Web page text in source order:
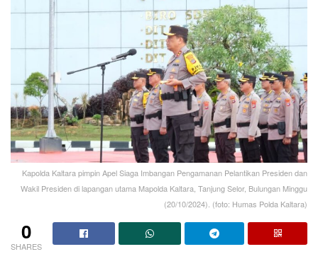
Kapolda Kaltara pimpin Apel Siaga Imbangan Pengamanan Pelantikan Presiden dan
Wakil Presiden di lapangan utama Mapolda Kaltara, Tanjung Selor, Bulungan Minggu
(20/10/2024). (foto: Humas Polda Kaltara)
0
SHARES